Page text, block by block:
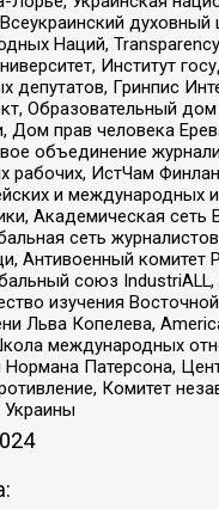
духовный
Наций,
Институт
Гринпис
Образовательный
прав человека
объединение
ИстЧам
и
Академическая сеть
сеть
комитет
союз
изучения
Льва Копелева,
международных
Патерсона,
Комитет